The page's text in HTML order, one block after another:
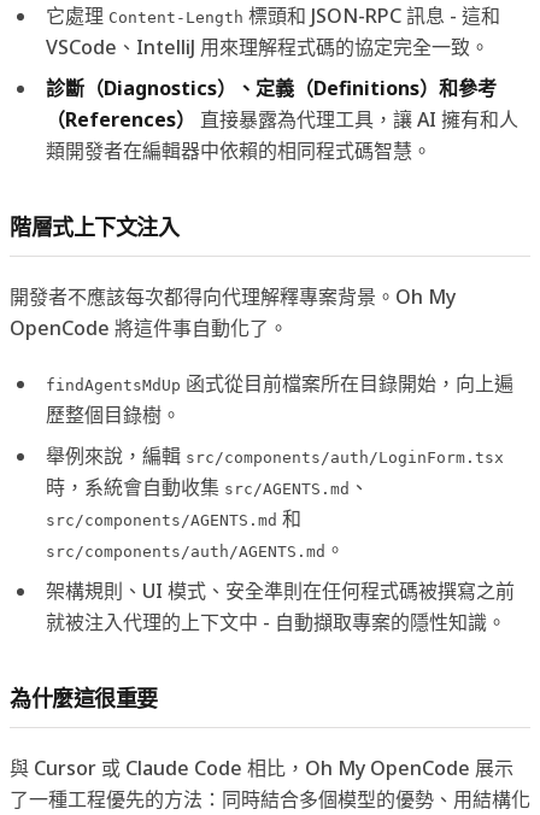
它處理 Content-Length 標頭和 JSON-RPC 訊息 - 這和
VSCode、IntelliJ 用來理解程式碼的協定完全一致。
診斷（Diagnostics）、定義（Definitions）和參考
（References）
直接暴露為代理工具，讓 AI 擁有和人
類開發者在編輯器中依賴的相同程式碼智慧。
階層式上下文注入
開發者不應該每次都得向代理解釋專案背景。Oh My
OpenCode 將這件事自動化了。
findAgentsMdUp 函式從目前檔案所在目錄開始，向上遍
歷整個目錄樹。
舉例來說，編輯 src/components/auth/LoginForm.tsx
時，系統會自動收集 src/AGENTS.md 、
src/components/AGENTS.md 和
src/components/auth/AGENTS.md 。
架構規則、UI 模式、安全準則在任何程式碼被撰寫之前
就被注入代理的上下文中 - 自動擷取專案的隱性知識。
為什麼這很重要
與 Cursor 或 Claude Code 相比，Oh My OpenCode 展示
了一種工程優先的方法：同時結合多個模型的優勢、用結構化